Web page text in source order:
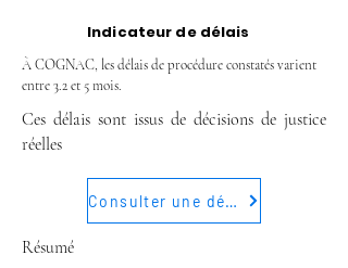
Indicateur de délais
À COGNAC, les délais de procédure constatés varient
entre 3.2 et 5 mois.
Ces délais sont issus de décisions de justice
réelles
Consulter une décision
Résumé